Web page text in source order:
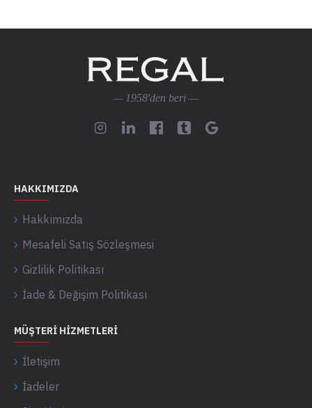
— 1958'den beri —
HAKKIMIZDA
Hakkımızda
Mesafeli Satış Sözleşmesi
Gizlilik Politikası
İade & Değişim Politikası
MÜŞTERI HIZMETLERI
İletişim
İadeler